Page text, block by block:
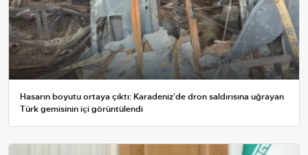
Hasarın boyutu ortaya çıktı: Karadeniz'de dron saldırısına uğrayan
Türk gemisinin içi görüntülendi